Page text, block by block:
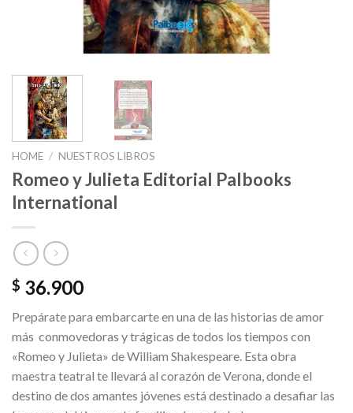
HOME / NUESTROS LIBROS
Romeo y Julieta Editorial Palbooks
International
$ 36.900
Prepárate para embarcarte en una de las historias de amor
más conmovedoras y trágicas de todos los tiempos con
«Romeo y Julieta» de William Shakespeare. Esta obra
maestra teatral te llevará al corazón de Verona, donde el
destino de dos amantes jóvenes está destinado a desafiar las